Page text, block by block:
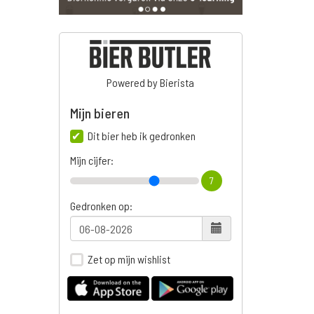
Powered by Bierista
Mijn bieren
Dit bier heb ik gedronken
Mijn cijfer:
7
Gedronken op:
Zet op mijn wishlist